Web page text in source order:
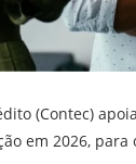
(Contec)
em 2026,